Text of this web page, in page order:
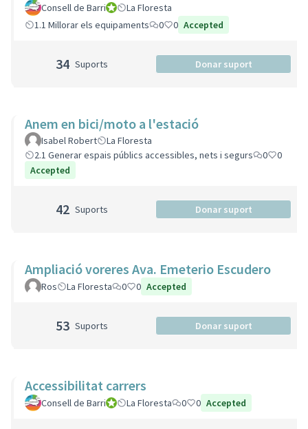
Consell de BarriConsell de Barri
La Floresta
1.1 Millorar els equipaments
0 0 Accepted
34 Suports Donar suport
Anem en bici/moto a l'estació
Isabel Robert
La Floresta
2.1 Generar espais públics accessibles, nets i segurs
0
0
Accepted
42 Suports Donar suport
Ampliació voreres Ava. Emeterio Escudero
Ros La Floresta 0 0 Accepted
53 Suports Donar suport
Accessibilitat carrers
Consell de BarriConsell de Barri
La Floresta 0 0 Accepted